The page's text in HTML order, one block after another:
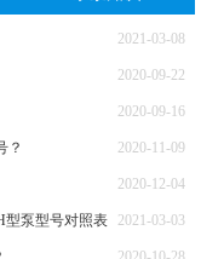
2021-03-08
2020-09-22
2020-09-16
？ 2020-11-09
2020-12-04
型泵型号对照表 2021-03-03